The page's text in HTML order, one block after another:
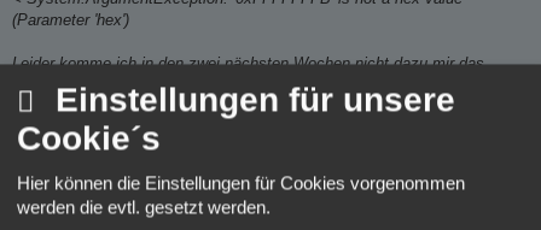
(Parameter 'hex')
Leider komme ich in den zwei nächsten Wochen nicht dazu mir das
genauer anzuschauen. Kannst du ein Issue im ism7mqtt projekt
aufmachen und dann dein parameter.json und den Debug log (ohne
Passwort) als attachment hochladen?
gewünscht erstellen, sodass daran Interessierte dort den Fortgang
verfolgen können. Im Moment bleibt nur abwarten ob und wann zivillian
Einstellungen für unsere
Cookie´s
Hier können die Einstellungen für Cookies vorgenommen
werden die evtl. gesetzt werden.